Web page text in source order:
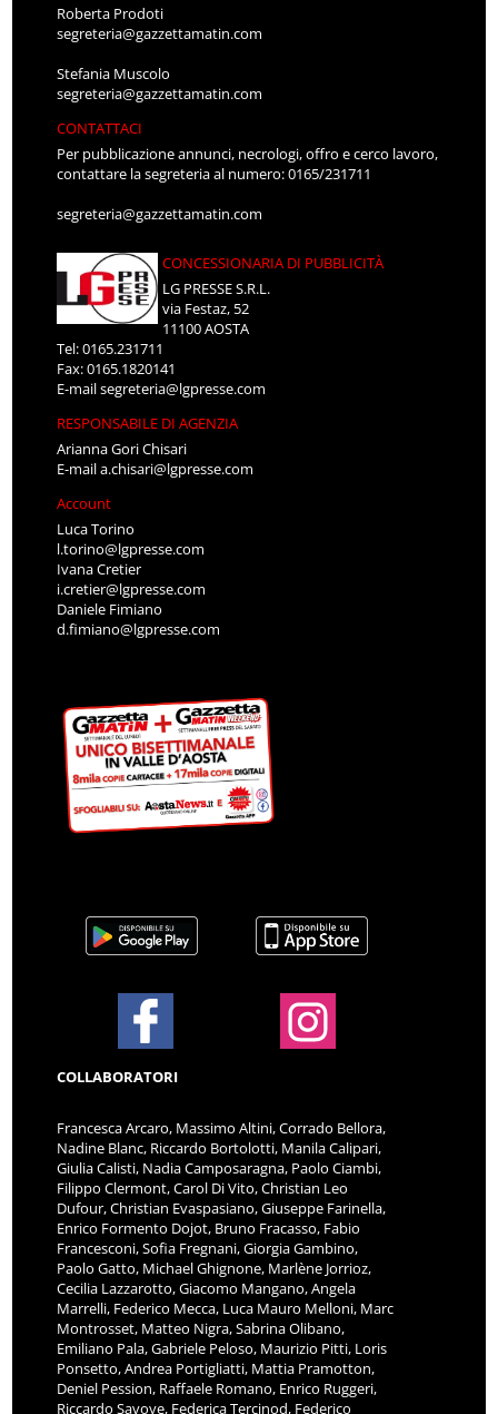
Roberta Prodoti
segreteria@gazzettamatin.com
Stefania Muscolo
segreteria@gazzettamatin.com
CONTATTACI
Per pubblicazione annunci, necrologi, offro e cerco lavoro,
contattare la segreteria al numero: 0165/231711
segreteria@gazzettamatin.com
CONCESSIONARIA DI PUBBLICITÀ
LG PRESSE S.R.L.
via Festaz, 52
11100 AOSTA
Tel: 0165.231711
Fax: 0165.1820141
E-mailsegreteria@lgpresse.com
RESPONSABILE DI AGENZIA
Arianna Gori Chisari
E-maila.chisari@lgpresse.com
Account
Luca Torino
l.torino@lgpresse.com
Ivana Cretier
i.cretier@lgpresse.com
Daniele Fimiano
d.fimiano@lgpresse.com
COLLABORATORI
Francesca Arcaro, Massimo Altini, Corrado Bellora,
Nadine Blanc, Riccardo Bortolotti, Manila Calipari,
Giulia Calisti, Nadia Camposaragna, Paolo Ciambi,
Filippo Clermont, Carol Di Vito, Christian Leo
Dufour, Christian Evaspasiano, Giuseppe Farinella,
Enrico Formento Dojot, Bruno Fracasso, Fabio
Francesconi, Sofia Fregnani, Giorgia Gambino,
Paolo Gatto, Michael Ghignone, Marlène Jorrioz,
Cecilia Lazzarotto, Giacomo Mangano, Angela
Marrelli, Federico Mecca, Luca Mauro Melloni, Marc
Montrosset, Matteo Nigra, Sabrina Olibano,
Emiliano Pala, Gabriele Peloso, Maurizio Pitti, Loris
Ponsetto, Andrea Portigliatti, Mattia Pramotton,
Deniel Pession, Raffaele Romano, Enrico Ruggeri,
Riccardo Savoye, Federica Tercinod, Federico